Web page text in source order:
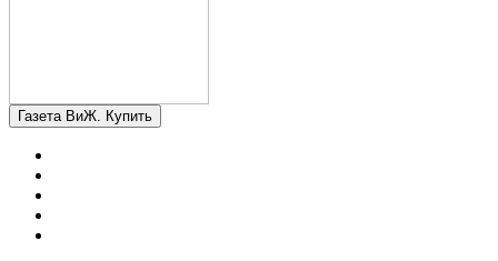
Газета ВиЖ. Купить